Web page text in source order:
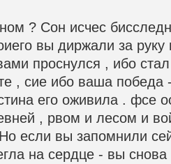
? Сон исчес
вы диржали за
проснулся , ибо
, сие ибо ваша победа
его оживила . фсе
, рвом и лесом и
если вы запомнили
на сердце - вы снова